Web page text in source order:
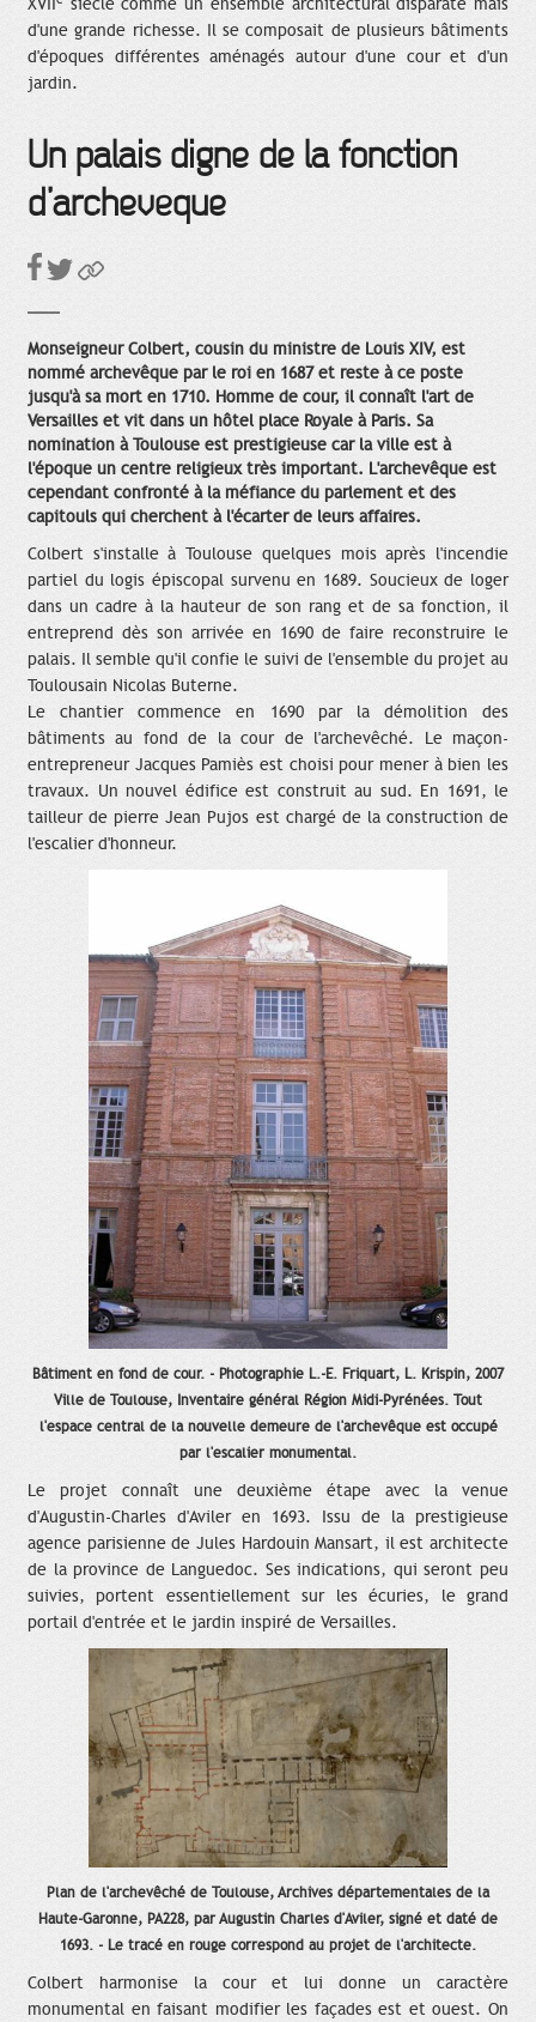
XVII
siècle comme un ensemble architectural disparate mais
d'une grande richesse. Il se composait de plusieurs bâtiments
d'époques différentes aménagés autour d'une cour et d'un
jardin.
Un palais digne de la fonction
d’archevêque
Monseigneur Colbert, cousin du ministre de Louis XIV, est
nommé archevêque par le roi en 1687 et reste à ce poste
jusqu'à sa mort en 1710. Homme de cour, il connaît l'art de
Versailles et vit dans un hôtel place Royale à Paris. Sa
nomination à Toulouse est prestigieuse car la ville est à
l'époque un centre religieux très important. L'archevêque est
cependant confronté à la méfiance du parlement et des
capitouls qui cherchent à l'écarter de leurs affaires.
Colbert s'installe à Toulouse quelques mois après l'incendie
partiel du logis épiscopal survenu en 1689. Soucieux de loger
dans un cadre à la hauteur de son rang et de sa fonction, il
entreprend dès son arrivée en 1690 de faire reconstruire le
palais. Il semble qu'il confie le suivi de l'ensemble du projet au
Toulousain Nicolas Buterne.
Le chantier commence en 1690 par la démolition des
bâtiments au fond de la cour de l'archevêché. Le maçon-
entrepreneur Jacques Pamiès est choisi pour mener à bien les
travaux. Un nouvel édifice est construit au sud. En 1691, le
tailleur de pierre Jean Pujos est chargé de la construction de
l'escalier d'honneur.
Bâtiment en fond de cour. - Photographie L.-E. Friquart, L. Krispin, 2007
Ville de Toulouse, Inventaire général Région Midi-Pyrénées. Tout
l'espace central de la nouvelle demeure de l'archevêque est occupé
par l'escalier monumental.
Le projet connaît une deuxième étape avec la venue
d'Augustin-Charles d'Aviler en 1693. Issu de la prestigieuse
agence parisienne de Jules Hardouin Mansart, il est architecte
de la province de Languedoc. Ses indications, qui seront peu
suivies, portent essentiellement sur les écuries, le grand
portail d'entrée et le jardin inspiré de Versailles.
Plan de l'archevêché de Toulouse, Archives départementales de la
Haute-Garonne, PA228, par Augustin Charles d'Aviler, signé et daté de
1693. - Le tracé en rouge correspond au projet de l'architecte.
Colbert harmonise la cour et lui donne un caractère
monumental en faisant modifier les façades est et ouest. On